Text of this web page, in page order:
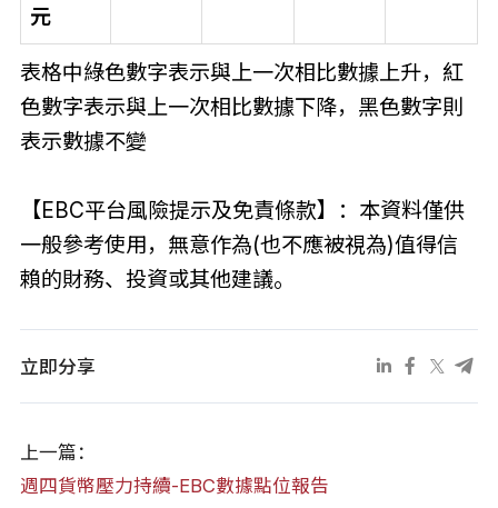
元
表格中綠色數字表示與上一次相比數據上升，紅
色數字表示與上一次相比數據下降，黑色數字則
表示數據不變
【EBC平台風險提示及免責條款】：本資料僅供
一般參考使用，無意作為(也不應被視為)值得信
賴的財務、投資或其他建議。
立即分享
上一篇：
週四貨幣壓力持續-EBC數據點位報告